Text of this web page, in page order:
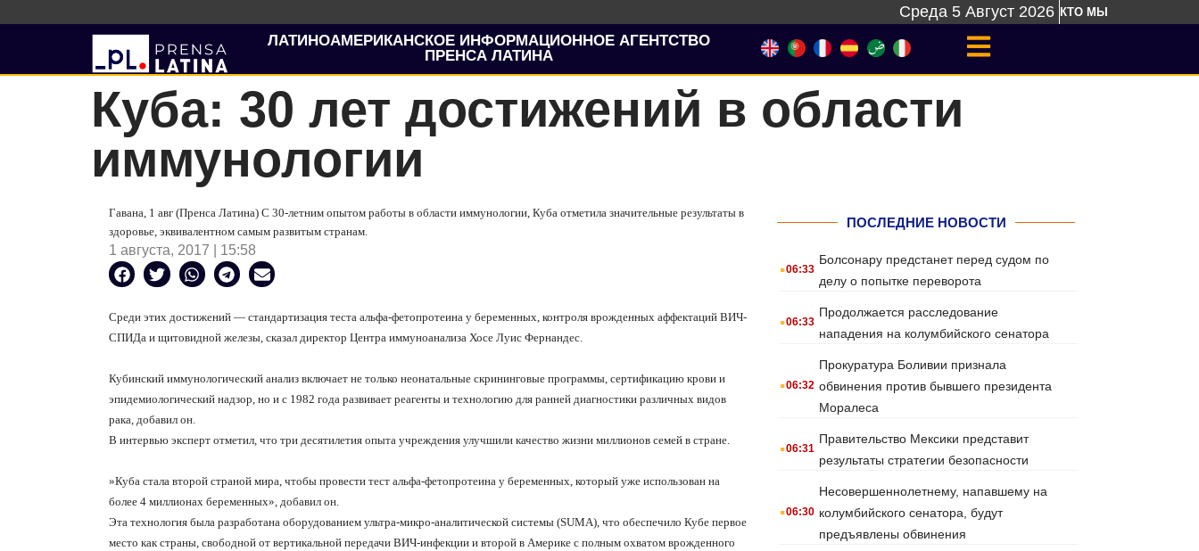
Среда 5 Август 2026 КТО МЫ
ЛАТИНОАМЕРИКАНСКОЕ ИНФОРМАЦИОННОЕ АГЕНТСТВО
ПРЕНСА ЛАТИНА
Куба: 30 лет достижений в области
иммунологии
Гавана, 1 авг (Пренса Латина) С 30-летним опытом работы в области иммунологии, Куба отметила значительные результаты в
здоровье, эквивалентном самым развитым странам.
1 августа, 2017 | 15:58
Среди этих достижений — стандартизация теста альфа-фетопротеина у беременных, контроля врожденных аффектаций ВИЧ-
СПИДа и щитовидной железы, сказал директор Центра иммуноанализа Хосе Луис Фернандес.
Кубинский иммунологический анализ включает не только неонатальные скрининговые программы, сертификацию крови и
эпидемиологический надзор, но и с 1982 года развивает реагенты и технологию для ранней диагностики различных видов
рака, добавил он.
В интервью эксперт отметил, что три десятилетия опыта учреждения улучшили качество жизни миллионов семей в стране.
»Куба стала второй страной мира, чтобы провести тест альфа-фетопротеина у беременных, который уже использован на
более 4 миллионах беременных», добавил он.
Эта технология была разработана оборудованием ультра-микро-аналитической системы (SUMA), что обеспечило Кубе первое
место как страны, свободной от вертикальной передачи ВИЧ-инфекции и второй в Америке с полным охватом врожденного
ПОСЛЕДНИЕ НОВОСТИ
.06:33
Болсонару предстанет перед судом по
делу о попытке переворота
.06:33
Продолжается расследование
нападения на колумбийского сенатора
.06:32
Прокуратура Боливии признала
обвинения против бывшего президента
Моралеса
.06:31
Правительство Мексики представит
результаты стратегии безопасности
.06:30
Несовершеннолетнему, напавшему на
колумбийского сенатора, будут
предъявлены обвинения